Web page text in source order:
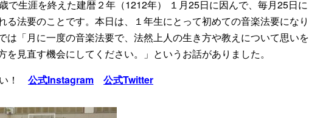
で生涯を終えた建暦２年（1212年） １月25日に因んで、毎月25日に
る法要のことです。本日は、１年生にとって初めての音楽法要になり
は「月に一度の音楽法要で、法然上人の生き方や教えについて思いを
を見直す機会にしてください。」というお話がありました。
！ 公式Instagram 公式Twitter